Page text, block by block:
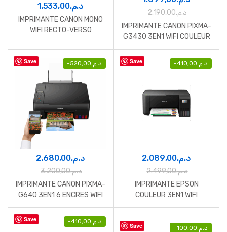
د.م.1.533,00
IMPRIMANTE CANON MONO
WIFI RECTO-VERSO
د.م.2.190,00
IMPRIMANTE CANON PIXMA-
G3430 3EN1 WIFI COULEUR
Save - د.م. 520,00
د.م.2.680,00
د.م.3.200,00
IMPRIMANTE CANON PIXMA-
G640 3EN1 6 ENCRES WIFI
COULEUR
Save - د.م. 410,00
د.م.2.089,00
د.م.2.499,00
IMPRIMANTE EPSON
COULEUR 3EN1 WIFI
Save - د.م.410,00
Save - د.م. 100,00